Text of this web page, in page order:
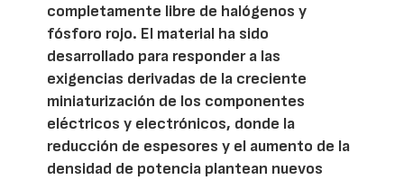
completamente libre de halógenos y
fósforo rojo. El material ha sido
desarrollado para responder a las
exigencias derivadas de la creciente
miniaturización de los componentes
eléctricos y electrónicos, donde la
reducción de espesores y el aumento de la
densidad de potencia plantean nuevos